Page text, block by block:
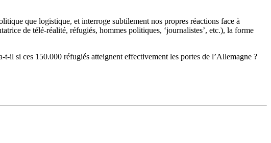
que logistique, et interroge subtilement nos propres réactions face à
de télé-réalité, réfugiés, hommes politiques, ‘journalistes’, etc.), la forme
t-il si ces 150.000 réfugiés atteignent effectivement les portes de l’Allemagne ?